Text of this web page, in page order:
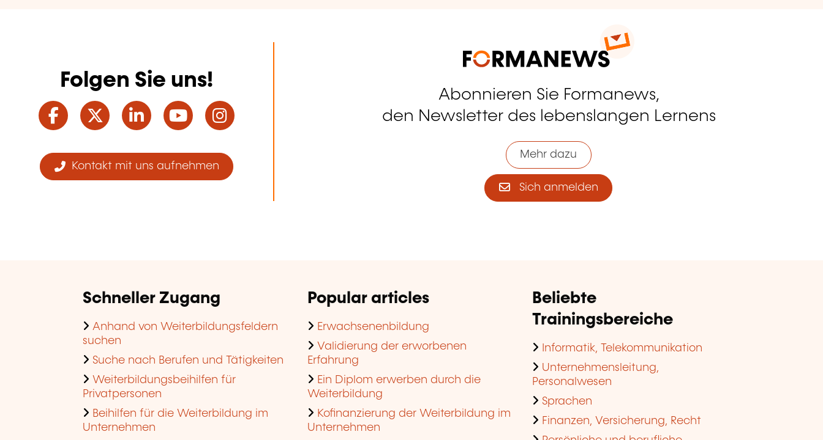
Folgen Sie uns!
Facebook
TwitterLinkedInYouTube
Kontakt mit uns aufnehmen
Abonnieren Sie Formanews,
den Newsletter des lebenslangen Lernens
Mehr dazu
Sich anmelden
Schneller Zugang
Anhand von Weiterbildungsfeldern
suchen
Suche nach Berufen und Tätigkeiten
Weiterbildungsbeihilfen für
Privatpersonen
Beihilfen für die Weiterbildung im
Unternehmen
Popular articles
Erwachsenenbildung
Validierung der erworbenen
Erfahrung
Ein Diplom erwerben durch die
Weiterbildung
Kofinanzierung der Weiterbildung im
Unternehmen
Beliebte
Trainingsbereiche
Informatik, Telekommunikation
Unternehmensleitung,
Personalwesen
Sprachen
Finanzen, Versicherung, Recht